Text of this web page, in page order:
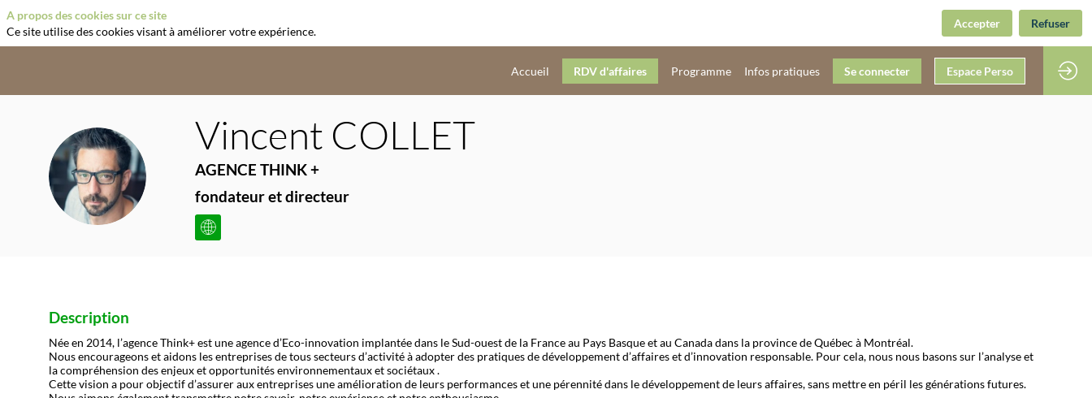
Accueil RDV d'affaires Programme Infos pratiques Se connecter Espace Perso
VC
Vincent COLLET
AGENCE THINK +
fondateur et directeur
Description
Née en 2014, l’agence Think+ est une agence d’Eco-innovation implantée dans le Sud-ouest de la France au Pays Basque et au Canada dans la province de Québec à Montréal.
Nous encourageons et aidons les entreprises de tous secteurs d’activité à adopter des pratiques de développement d’affaires et d’innovation responsable. Pour cela, nous nous basons sur l’analyse et
la compréhension des enjeux et opportunités environnementaux et sociétaux .
Cette vision a pour objectif d’assurer aux entreprises une amélioration de leurs performances et une pérennité dans le développement de leurs affaires, sans mettre en péril les générations futures.
A propos des cookies sur ce site
Ce site utilise des cookies visant à améliorer votre expérience.
Accepter Refuser